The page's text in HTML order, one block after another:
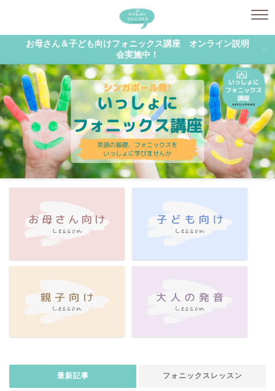
お母さん＆子ども向けフォニックス講座 オンライン説明
会実施中！
最新記事 フォニックスレッスン